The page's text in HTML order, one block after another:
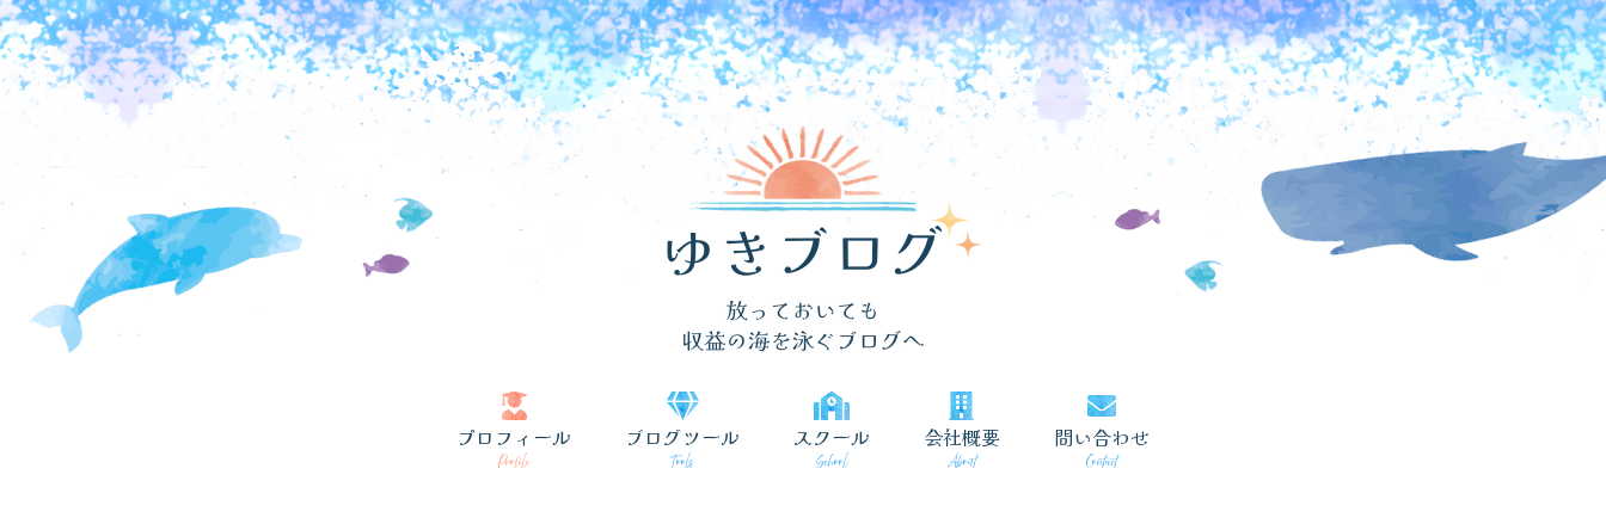
プロフィール
Profile
ブログツール
Tools
スクール
School
会社概要
About
問い合わせ
Contact